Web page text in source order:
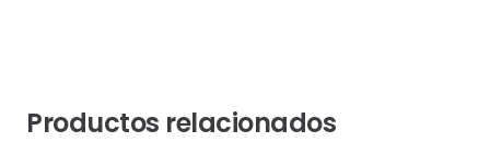
Productos relacionados